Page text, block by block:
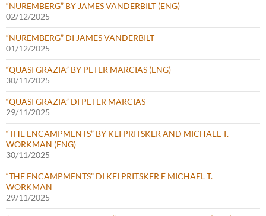
“NUREMBERG” BY JAMES VANDERBILT (ENG)
02/12/2025
“NUREMBERG” DI JAMES VANDERBILT
01/12/2025
“QUASI GRAZIA” BY PETER MARCIAS (ENG)
30/11/2025
“QUASI GRAZIA” DI PETER MARCIAS
29/11/2025
“THE ENCAMPMENTS” BY KEI PRITSKER AND MICHAEL T.
WORKMAN (ENG)
30/11/2025
“THE ENCAMPMENTS” DI KEI PRITSKER E MICHAEL T.
WORKMAN
29/11/2025